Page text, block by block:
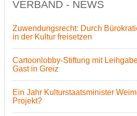
VERBAND - NEWS
Zuwendungsrecht: Durch
in der Kultur freisetzen
Cartoonlobby-Stiftung mit
Gast in Greiz
Ein Jahr Kulturstaatsminister
Projekt?